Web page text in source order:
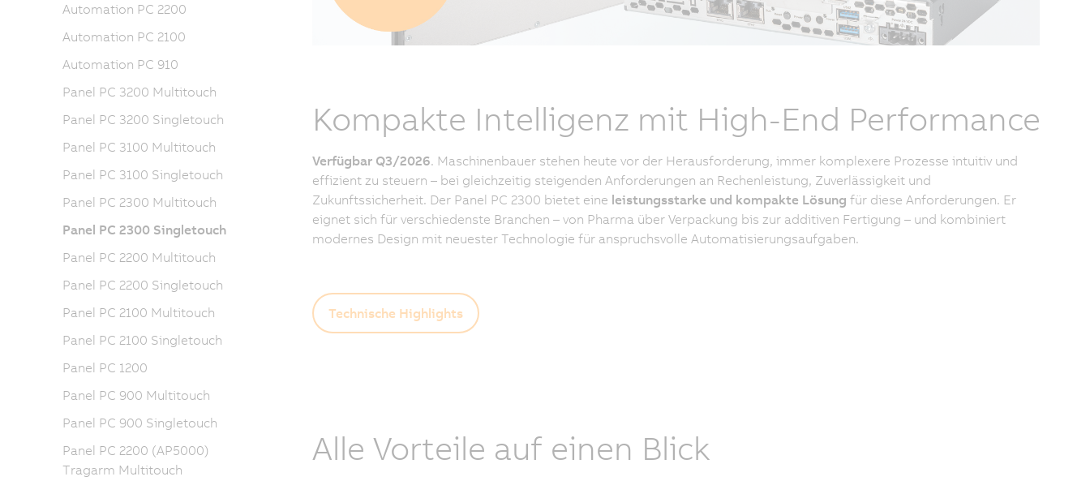
Kompakte Intelligenz mit High-End Performance
Verfügbar Q3/2026. Maschinenbauer stehen heute vor der Herausforderung, immer komplexere Prozesse intuitiv und
effizient zu steuern – bei gleichzeitig steigenden Anforderungen an Rechenleistung, Zuverlässigkeit und
Zukunftssicherheit. Der Panel PC 2300 bietet eine leistungsstarke und kompakte Lösung für diese Anforderungen. Er
eignet sich für verschiedenste Branchen – von Pharma über Verpackung bis zur additiven Fertigung – und kombiniert
modernes Design mit neuester Technologie für anspruchsvolle Automatisierungsaufgaben.
Technische Highlights
Alle Vorteile auf einen Blick
Automation PC 2200
Automation PC 2100
Automation PC 910
Panel PC 3200 Multitouch
Panel PC 3200 Singletouch
Panel PC 3100 Multitouch
Panel PC 3100 Singletouch
Panel PC 2300 Multitouch
Panel PC 2300 Singletouch
Panel PC 2200 Multitouch
Panel PC 2200 Singletouch
Panel PC 2100 Multitouch
Panel PC 2100 Singletouch
Panel PC 1200
Panel PC 900 Multitouch
Panel PC 900 Singletouch
Panel PC 2200 (AP5000)
Tragarm Multitouch